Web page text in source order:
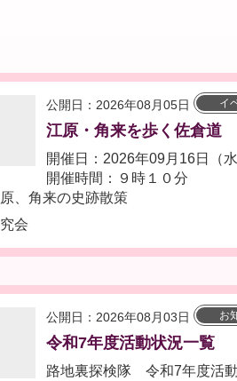
公開日：2026年08月05日 イ
江原・角来を歩く佐倉道
開催日：2026年09月16日（水
開催時間：９時１０分
、角来の史跡散策
会
公開日：2026年08月03日 お
令和7年度活動状況一覧
路地裏探検隊 令和7年度活